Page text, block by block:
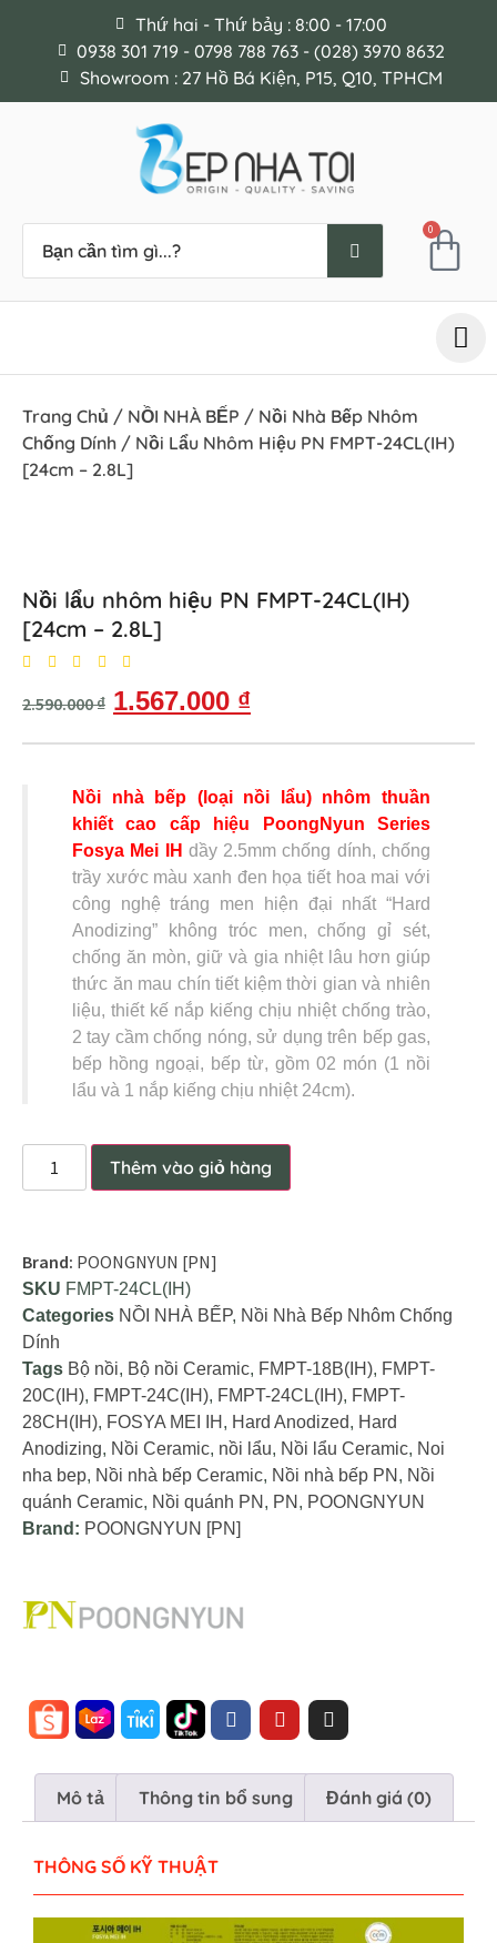
Thứ hai - Thứ bảy : 8:00 - 17:00
0938 301 719 - 0798 788 763 - (028) 3970 8632
Showroom : 27 Hồ Bá Kiện, P15, Q10, TPHCM
0
Trang Chủ / NỒI NHÀ BẾP / Nồi Nhà Bếp Nhôm
Chống Dính / Nồi Lẩu Nhôm Hiệu PN FMPT-24CL(IH)
[24cm – 2.8L]
Nồi lẩu nhôm hiệu PN FMPT-24CL(IH)
[24cm – 2.8L]
2.590.000₫ 1.567.000 ₫
Nồi nhà bếp (loại nồi lẩu) nhôm thuần
khiết cao cấp hiệu PoongNyun Series
Fosya Mei IH dầy 2.5mm chống dính, chống
trầy xước màu xanh đen họa tiết hoa mai với
công nghệ tráng men hiện đại nhất “Hard
Anodizing” không tróc men, chống gỉ sét,
chống ăn mòn, giữ và gia nhiệt lâu hơn giúp
thức ăn mau chín tiết kiệm thời gian và nhiên
liệu, thiết kế nắp kiếng chịu nhiệt chống trào,
2 tay cầm chống nóng, sử dụng trên bếp gas,
bếp hồng ngoại, bếp từ, gồm 02 món (1 nồi
lẩu và 1 nắp kiếng chịu nhiệt 24cm).
Thêm vào giỏ hàng
Brand: POONGNYUN [PN]
SKU FMPT-24CL(IH)
Categories NỒI NHÀ BẾP, Nồi Nhà Bếp Nhôm Chống
Dính
Tags Bộ nồi, Bộ nồi Ceramic, FMPT-18B(IH), FMPT-
20C(IH), FMPT-24C(IH), FMPT-24CL(IH), FMPT-
28CH(IH), FOSYA MEI IH , Hard Anodized, Hard
Anodizing, Nồi Ceramic, nồi lẩu, Nồi lẩu Ceramic, Noi
nha bep, Nồi nhà bếp Ceramic, Nồi nhà bếp PN , Nồi
quánh Ceramic, Nồi quánh PN , PN , POONGNYUN
Brand: POONGNYUN [PN]
Mô tả Thông tin bổ sung Đánh giá (0)
THÔNG SỐ KỸ THUẬT